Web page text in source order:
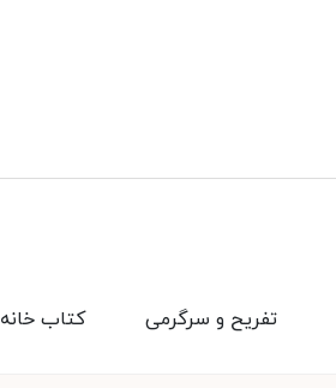
کتاب خانه تفریح و سرگرمی